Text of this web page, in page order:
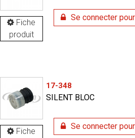
Fiche
produit
Se connecter
Fiche
17-348
SILENT BLOC
Se connecter